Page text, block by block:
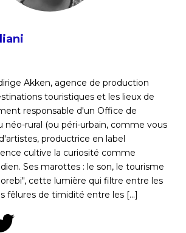
Akken, agence de production
touristiques et les lieux de
responsable d'un Office de
néo-rural (ou péri-urbain, comme vous
productrice en label
cultive la curiosité comme
Ses marottes : le son, le tourisme
cette lumière qui filtre entre les
fêlures de timidité entre les [...]